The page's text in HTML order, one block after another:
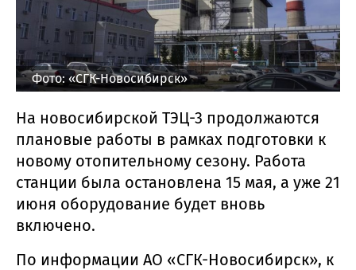
Фото: «СГК-Новосибирск»
На новосибирской ТЭЦ-3 продолжаются
плановые работы в рамках подготовки к
новому отопительному сезону. Работа
станции была остановлена 15 мая, а уже 21
июня оборудование будет вновь
включено.
По информации АО «СГК-Новосибирск», к